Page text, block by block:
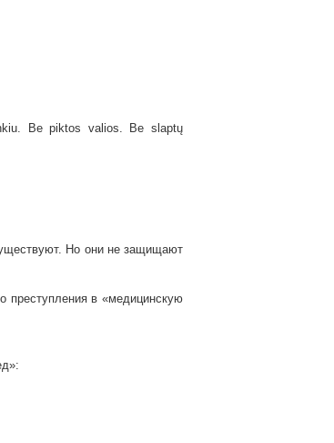
Be piktos valios. Be slaptų
Но они не защищают
преступления в «медицинскую